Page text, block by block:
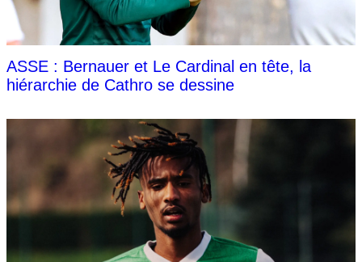
ASSE : Bernauer et Le Cardinal en tête, la
hiérarchie de Cathro se dessine